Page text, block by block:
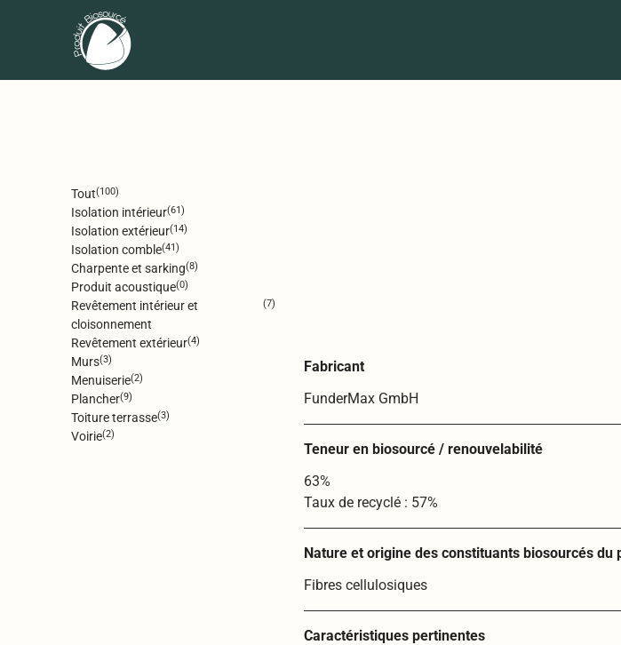
Tout(100)
Isolation intérieur(61)
Isolation extérieur(14)
Isolation comble(41)
Charpente et sarking(8)
Produit acoustique(0)
Revêtement intérieur et
cloisonnement
(7)
Revêtement extérieur(4)
Murs(3)
Menuiserie(2)
Plancher(9)
Toiture terrasse(3)
Voirie(2)
Fabricant
FunderMax GmbH
Teneur en biosourcé / renouvelabilité
63%
Taux de recyclé : 57%
Nature et origine des constituants biosourcés du
Fibres cellulosiques
Caractéristiques pertinentes